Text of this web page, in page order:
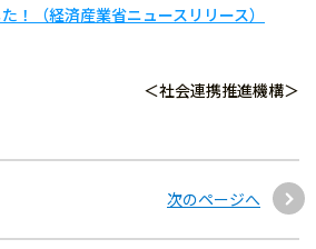
！（経済産業省ニュースリリース）
＜社会連携推進機構＞
次のページへ